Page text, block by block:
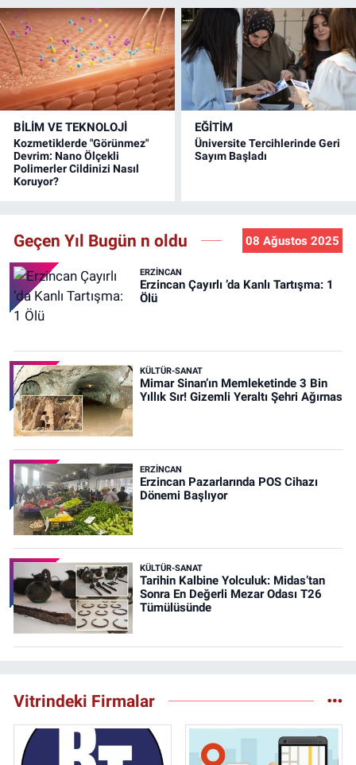
BİLİM VE TEKNOLOJİ
Kozmetiklerde "Görünmez"
Devrim: Nano Ölçekli
Polimerler Cildinizi Nasıl
Koruyor?
EĞİTİM
Üniversite Tercihlerinde Geri
Sayım Başladı
Geçen Yıl Bugün n oldu 08 Ağustos 2025
ERZINCAN
Erzincan Çayırlı ’da Kanlı Tartışma: 1
Ölü
KÜLTÜR-SANAT
Mimar Sinan’ın Memleketinde 3 Bin
Yıllık Sır! Gizemli Yeraltı Şehri Ağırnas
ERZINCAN
Erzincan Pazarlarında POS Cihazı
Dönemi Başlıyor
KÜLTÜR-SANAT
Tarihin Kalbine Yolculuk: Midas’tan
Sonra En Değerli Mezar Odası T26
Tümülüsünde
Vitrindeki Firmalar